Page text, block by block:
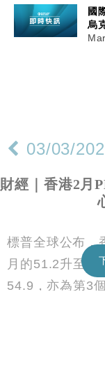
國
烏
03/03/